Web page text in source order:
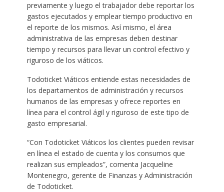
previamente y luego el trabajador debe reportar los
gastos ejecutados y emplear tiempo productivo en
el reporte de los mismos. Así mismo, el área
administrativa de las empresas deben destinar
tiempo y recursos para llevar un control efectivo y
riguroso de los viáticos.
Todoticket Viáticos entiende estas necesidades de
los departamentos de administración y recursos
humanos de las empresas y ofrece reportes en
línea para el control ágil y riguroso de este tipo de
gasto empresarial.
“Con Todoticket Viáticos los clientes pueden revisar
en línea el estado de cuenta y los consumos que
realizan sus empleados”, comenta Jacqueline
Montenegro, gerente de Finanzas y Administración
de Todoticket.